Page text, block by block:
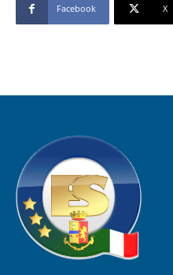
Facebook X